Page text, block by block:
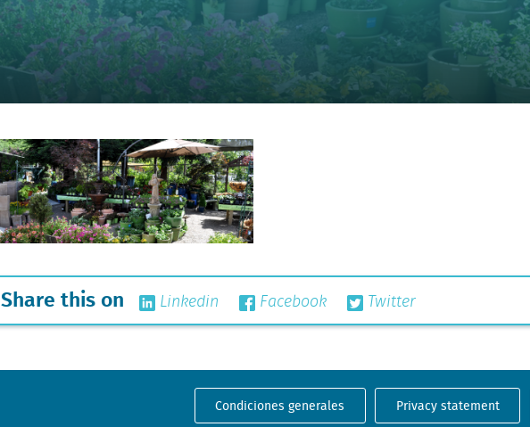
Share this on Linkedin Facebook Twitter
Condiciones generales Privacy statement